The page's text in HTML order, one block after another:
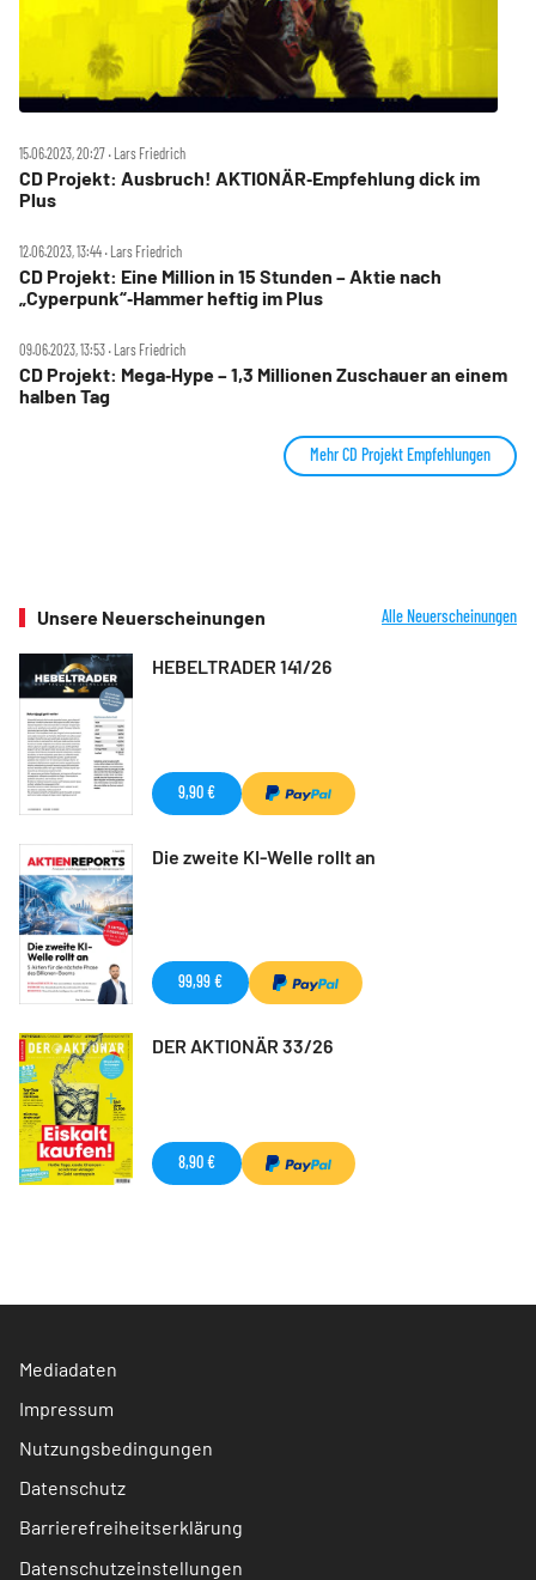
15.06.2023, 20:27 ‧ Lars Friedrich
CD Projekt: Ausbruch! AKTIONÄR‑Empfehlung dick im
Plus
12.06.2023, 13:44 ‧ Lars Friedrich
CD Projekt: Eine Million in 15 Stunden – Aktie nach
„Cyperpunk“‑Hammer heftig im Plus
09.06.2023, 13:53 ‧ Lars Friedrich
CD Projekt: Mega‑Hype – 1,3 Millionen Zuschauer an einem
halben Tag
Mehr CD Projekt Empfehlungen
Unsere Neuerscheinungen Alle Neuerscheinungen
HEBELTRADER 141/26
9,90 €
Die zweite KI-Welle rollt an
99,99 €
DER AKTIONÄR 33/26
8,90 €
Mediadaten
Impressum
Nutzungsbedingungen
Datenschutz
Barrierefreiheitserklärung
Datenschutzeinstellungen